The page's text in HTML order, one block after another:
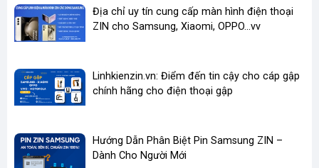
Địa chỉ uy tín cung cấp màn hình điện thoại
ZIN cho Samsung, Xiaomi, OPPO...vv
Linhkienzin.vn: Điểm đến tin cậy cho cáp gập
chính hãng cho điện thoại gập
Hướng Dẫn Phân Biệt Pin Samsung ZIN –
Dành Cho Người Mới